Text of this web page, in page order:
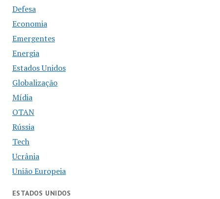
Defesa
Economia
Emergentes
Energia
Estados Unidos
Globalização
Mídia
OTAN
Rússia
Tech
Ucrânia
União Europeia
ESTADOS UNIDOS